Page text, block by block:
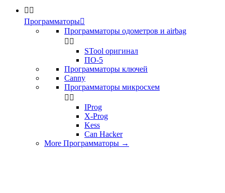
 
Программаторы
Программаторы одометров и airbag
 
STool оригинал
ПО-5
Программаторы ключей
Canny
Программаторы микросхем
 
IProg
X-Prog
Kess
Can Hacker
More Программаторы →